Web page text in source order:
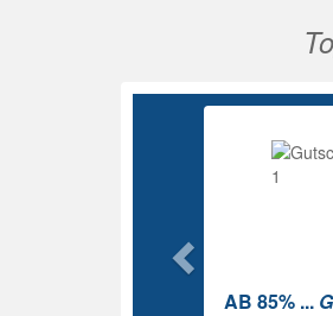
AB 85% ...
Vorherige